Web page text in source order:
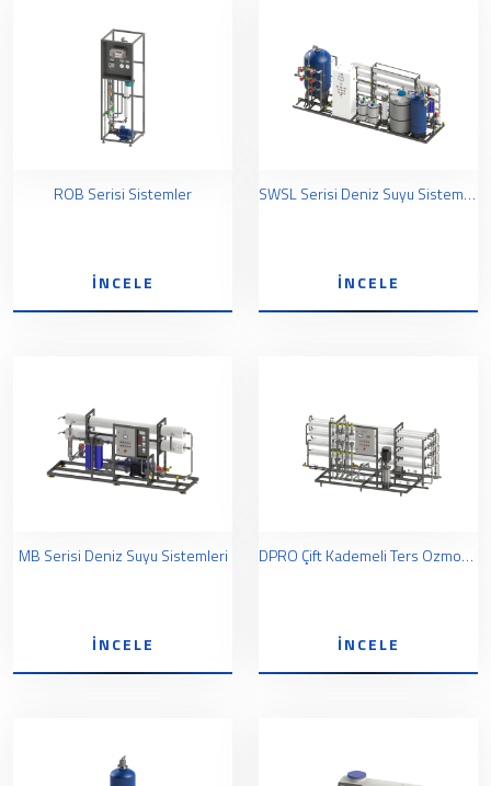
ROB Serisi Sistemler
İNCELE
SWSL Serisi Deniz Suyu Sistemleri
İNCELE
MB Serisi Deniz Suyu Sistemleri
İNCELE
DPRO Çift Kademeli Ters Ozmoz Sistemleri
İNCELE